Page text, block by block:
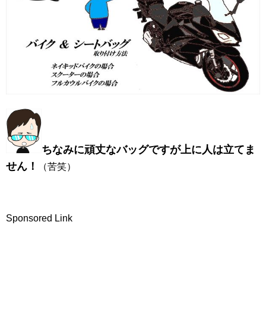
ちなみに頑丈なバッグですが上に人は立てま
せん！
（苦笑）
Sponsored Link